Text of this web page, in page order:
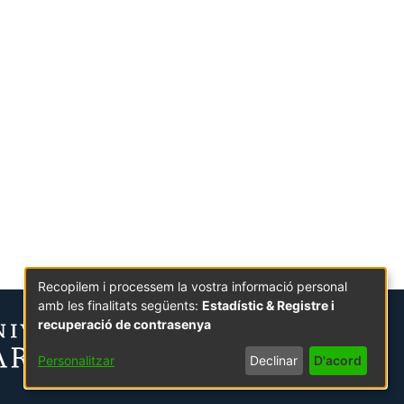
Recopilem i processem la vostra informació personal
amb les finalitats següents: Estadístic & Registre i
recuperació de contrasenya
Personalitzar Declinar D'acord